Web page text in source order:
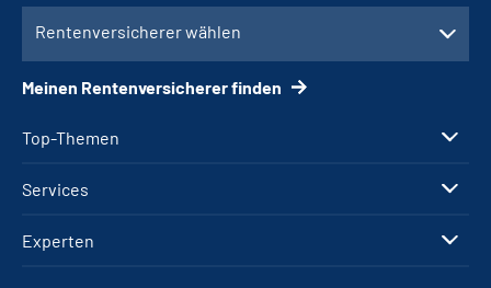
Top-Themen
Services
Experten
Rentenversicherer wählen
Meinen Rentenversicherer finden